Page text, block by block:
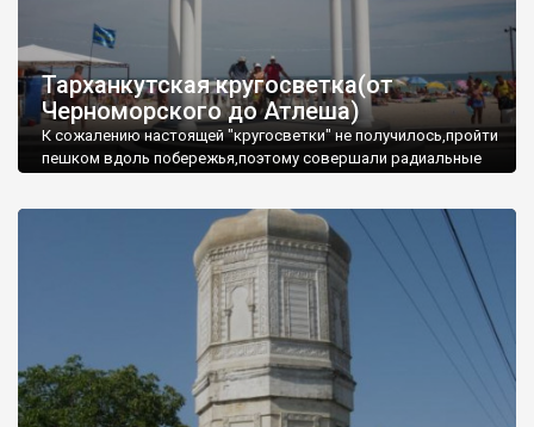
Тарханкутская кругосветка(от
Черноморского до Атлеша)
К сожалению настоящей "кругосветки" не получилось,пройти
пешком вдоль побережья,поэтому совершали радиальные